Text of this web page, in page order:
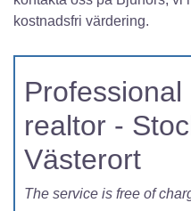
kostnadsfri värdering.
realtor -
Västerort
The service is free of